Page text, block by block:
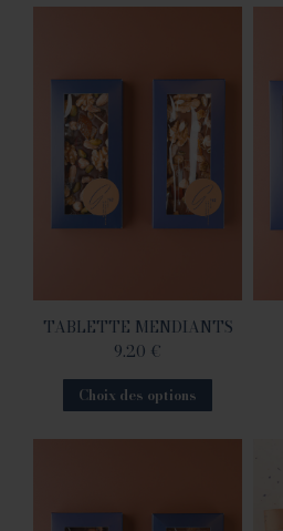
TABLETTE MENDIANTS
9.20 €
Choix des options